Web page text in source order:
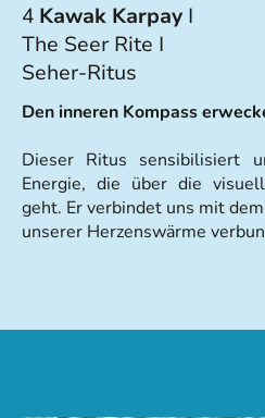
4 Kawak Karpay I
The Seer Rite I
Seher-Ritus
Den inneren Kompass
Dieser Ritus sensibilisiert
Energie, die über die
geht. Er verbindet uns mit
unserer Herzenswärme